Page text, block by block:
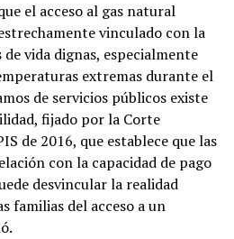
el acceso al gas natural
vinculado con la
vida dignas, especialmente
extremas durante el
de servicios públicos existe
fijado por la Corte
de 2016, que establece que las
con la capacidad de pago
desvincular la realidad
familias del acceso a un